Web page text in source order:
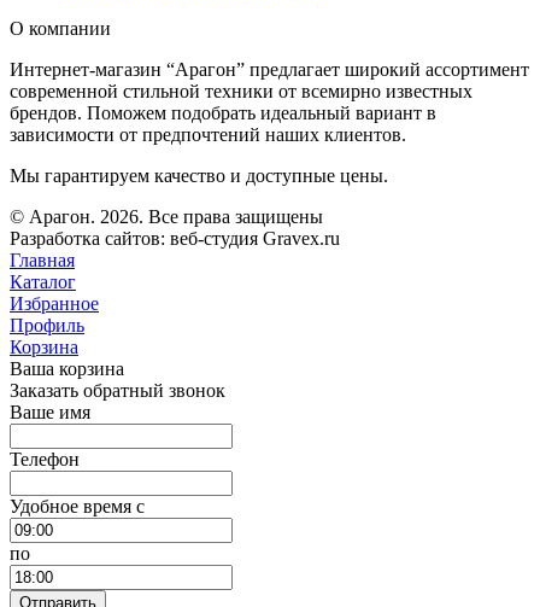
О компании
Интернет-магазин “Арагон” предлагает широкий ассортимент
современной стильной техники от всемирно известных
брендов. Поможем подобрать идеальный вариант в
зависимости от предпочтений наших клиентов.
Мы гарантируем качество и доступные цены.
© Арагон. 2026. Все права защищены
Разработка сайтов: веб-студия Gravex.ru
Главная
Каталог
Избранное
Профиль
Корзина
Ваша корзина
Заказать обратный звонок
Ваше имя
Телефон
Удобное время c
по
Отправить